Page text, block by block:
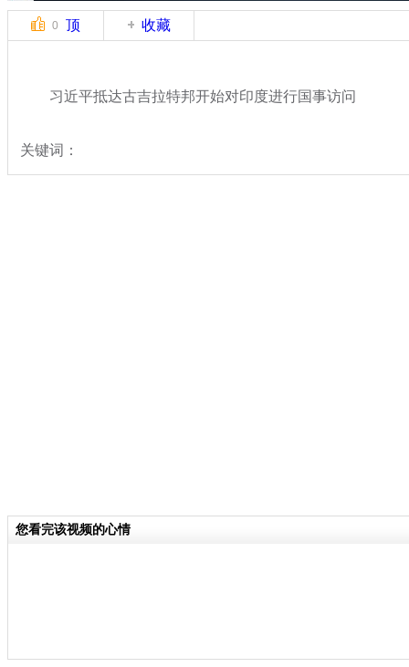
0 顶 收藏
习近平抵达古吉拉特邦开始对印度进行国事访问
关键词：
您看完该视频的心情